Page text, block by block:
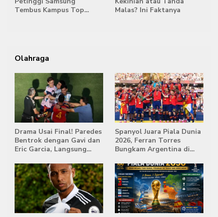
Tembus Kampus Top
Malas? Ini Faktanya
Olahraga
Drama Usai Final! Paredes
Bentrok dengan Gavi dan
Eric Garcia, Langsung
Spanyol Juara Piala Dunia
2026, Ferran Torres
Bungkam Argentina di